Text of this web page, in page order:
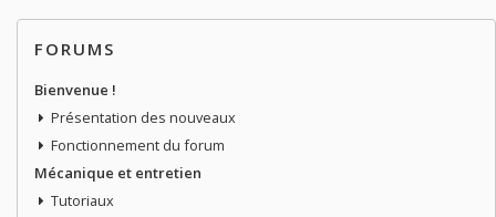
FORUMS
Bienvenue !
Présentation des nouveaux
Fonctionnement du forum
Mécanique et entretien
Tutoriaux